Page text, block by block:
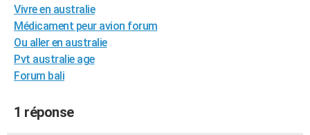
COPAINS D'AVANT
S'inscrire
Se connecter
Lycées
Collèges
Primaires
Universités
Entreprises
Service militaire
Avis de recherche
AVIS DE DÉCÈS
FORUM
Vivre en australie
Médicament peur avion forum
Ou aller en australie
Pvt australie age
Forum bali
1 réponse